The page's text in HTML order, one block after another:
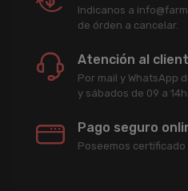
Indicanos a
de órden a cancelar.
Atención al
Por mail y WhatsApp
y sábados de 09 a
Pago seguro
Poseemos certificado